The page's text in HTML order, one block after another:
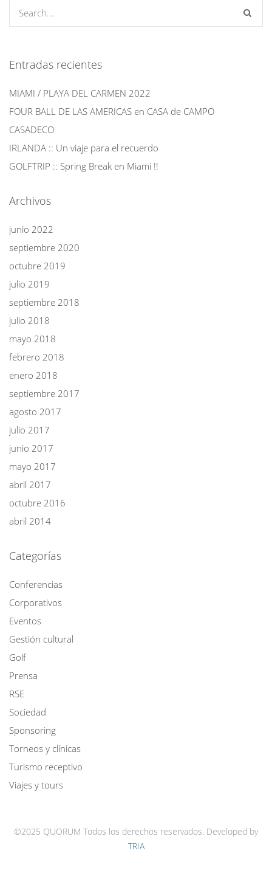
Entradas recientes
MIAMI / PLAYA DEL CARMEN 2022
FOUR BALL DE LAS AMERICAS en CASA de CAMPO
CASADECO
IRLANDA :: Un viaje para el recuerdo
GOLFTRIP :: Spring Break en Miami !!
Archivos
junio 2022
septiembre 2020
octubre 2019
julio 2019
septiembre 2018
julio 2018
mayo 2018
febrero 2018
enero 2018
septiembre 2017
agosto 2017
julio 2017
junio 2017
mayo 2017
abril 2017
octubre 2016
abril 2014
Categorías
Conferencias
Corporativos
Eventos
Gestión cultural
Golf
Prensa
RSE
Sociedad
Sponsoring
Torneos y clínicas
Turismo receptivo
Viajes y tours
©2025 QUORUM Todos los derechos reservados. Developed by
TRIA